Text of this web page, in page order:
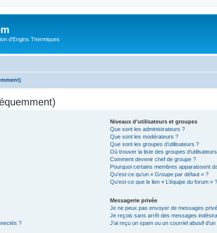
d'Engins Thermiques
?
Niveaux d’utilisateurs et groupes
Que sont les administrateurs ?
Que sont les modérateurs ?
Que sont les groupes d’utilisateurs ?
Où trouver la liste des groupes
Comment devenir chef de groupe ?
Pourquoi certains membres apparaissent
Qu’est-ce qu’un « Groupe par défaut » ?
Qu’est-ce que le lien « L’équipe du forum » ?
Messagerie privée
Je ne peux pas envoyer de messages
Je reçois sans arrêt des messages
J’ai reçu un spam ou un courriel abusif